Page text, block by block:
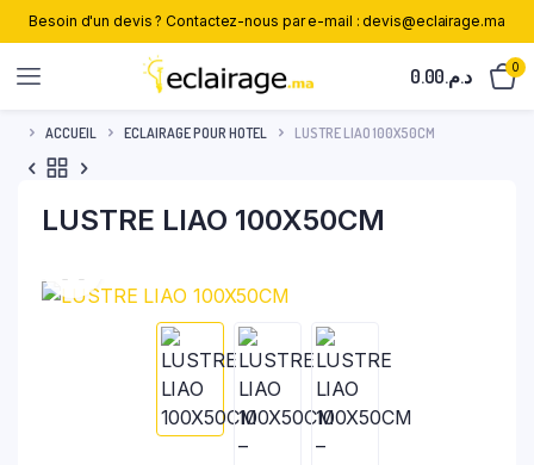
Besoin d'un devis ? Contactez-nous par e-mail : devis@eclairage.ma
د.م.0.00 0
ACCUEIL ECLAIRAGE POUR HOTEL LUSTRE LIAO 100X50CM
LUSTRE LIAO 100X50CM